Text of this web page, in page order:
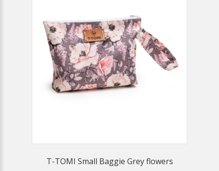
T-TOMI Small Baggie Grey flowers